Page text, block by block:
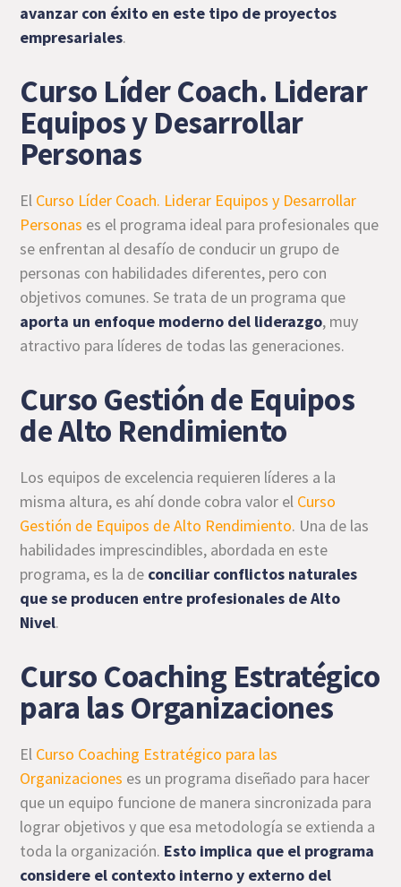
avanzar con éxito en este tipo de proyectos
empresariales.
Curso Líder Coach. Liderar
Equipos y Desarrollar
Personas
El Curso Líder Coach. Liderar Equipos y Desarrollar
Personas es el programa ideal para profesionales que
se enfrentan al desafío de conducir un grupo de
personas con habilidades diferentes, pero con
objetivos comunes. Se trata de un programa que
aporta un enfoque moderno del liderazgo, muy
atractivo para líderes de todas las generaciones.
Curso Gestión de Equipos
de Alto Rendimiento
Los equipos de excelencia requieren líderes a la
misma altura, es ahí donde cobra valor el Curso
Gestión de Equipos de Alto Rendimiento. Una de las
habilidades imprescindibles, abordada en este
programa, es la de conciliar conflictos naturales
que se producen entre profesionales de Alto
Nivel.
Curso Coaching Estratégico
para las Organizaciones
El Curso Coaching Estratégico para las
Organizaciones es un programa diseñado para hacer
que un equipo funcione de manera sincronizada para
lograr objetivos y que esa metodología se extienda a
toda la organización. Esto implica que el programa
considere el contexto interno y externo del